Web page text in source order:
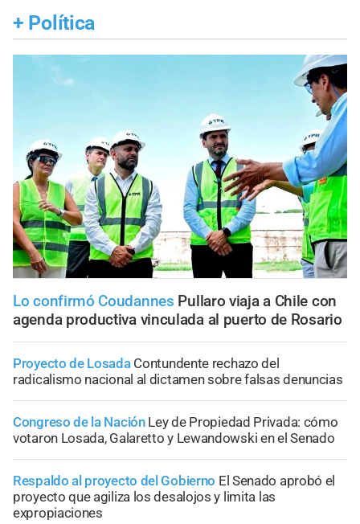
+ Política
Lo confirmó Coudannes Pullaro viaja a Chile con
agenda productiva vinculada al puerto de Rosario
Proyecto de Losada Contundente rechazo del
radicalismo nacional al dictamen sobre falsas denuncias
Congreso de la Nación Ley de Propiedad Privada: cómo
votaron Losada, Galaretto y Lewandowski en el Senado
Respaldo al proyecto del Gobierno El Senado aprobó el
proyecto que agiliza los desalojos y limita las
expropiaciones